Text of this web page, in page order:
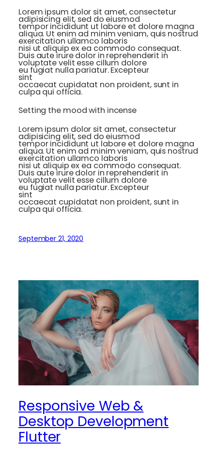
Lorem ipsum dolor sit amet, consectetur
adipisicing elit, sed do eiusmod
tempor incididunt ut labore et dolore magna
aliqua. Ut enim ad minim veniam, quis nostrud
exercitation ullamco laboris
nisi ut aliquip ex ea commodo consequat.
Duis aute irure dolor in reprehenderit in
voluptate velit esse cillum dolore
eu fugiat nulla pariatur. Excepteur
sint
occaecat cupidatat non proident, sunt in
culpa qui officia.
Setting the mood with incense
Lorem ipsum dolor sit amet, consectetur
adipisicing elit, sed do eiusmod
tempor incididunt ut labore et dolore magna
aliqua. Ut enim ad minim veniam, quis nostrud
exercitation ullamco laboris
nisi ut aliquip ex ea commodo consequat.
Duis aute irure dolor in reprehenderit in
voluptate velit esse cillum dolore
eu fugiat nulla pariatur. Excepteur
sint
occaecat cupidatat non proident, sunt in
culpa qui officia.
September 21, 2020
Responsive Web &
Desktop Development
Flutter